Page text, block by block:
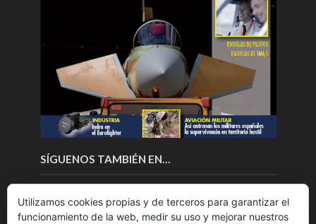
SÍGUENOS TAMBIÉN EN…
Utilizamos cookies propias y de terceros para garantizar el
funcionamiento de la web, medir su uso y mejorar nuestros